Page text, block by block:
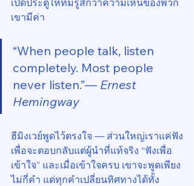
เปิดประตูให้ทีมรู้สึกว่าความเห็นของพวก
เขามีค่า
“When people talk, listen
completely. Most people
never listen.”— Ernest
Hemingway
ฮีมิงเวย์พูดไว้ตรงใจ — ส่วนใหญ่เราแค่ฟัง
เพื่อจะตอบกลับแต่ผู้นำที่แท้จริง “ฟังเพื่อ
เข้าใจ” และเมื่อเข้าใจครบ เขาจะพูดเพียง
ไม่กี่คำ แต่ทุกคำเปลี่ยนทิศทางได้ทั้ง